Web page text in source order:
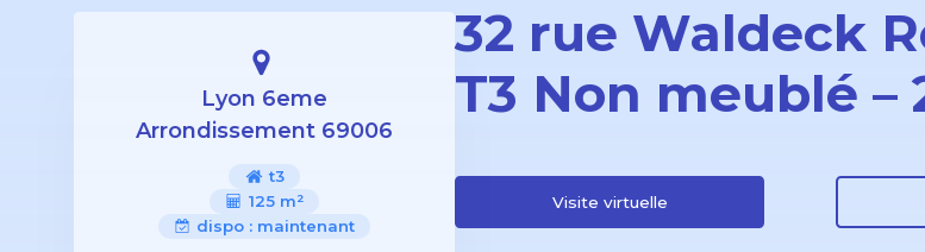
Lyon 6eme
Arrondissement 69006
t3
125 m²
dispo : maintenant
32 rue Waldeck
T3 Non meublé –
Visite virtuelle